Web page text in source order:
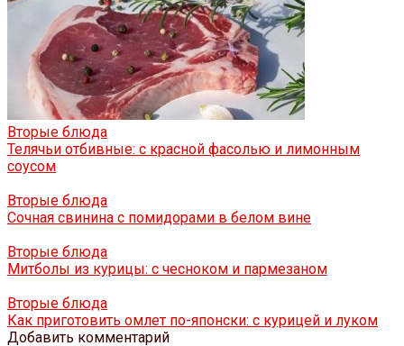
Вторые блюда
Телячьи отбивные: с красной фасолью и лимонным
соусом
Вторые блюда
Сочная свинина с помидорами в белом вине
Вторые блюда
Митболы из курицы: с чесноком и пармезаном
Вторые блюда
Как приготовить омлет по-японски: с курицей и луком
Добавить комментарий